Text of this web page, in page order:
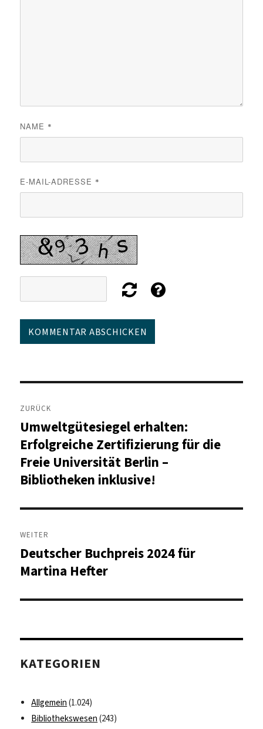
NAME *
E-MAIL-ADRESSE *
Beitragsnavigation
ZURÜCK
Vorheriger
Beitrag:
Umweltgütesiegel erhalten:
Erfolgreiche Zertifizierung für die
Freie Universität Berlin –
Bibliotheken inklusive!
WEITER
Nächster
Beitrag:
Deutscher Buchpreis 2024 für
Martina Hefter
KATEGORIEN
Allgemein (1.024)
Bibliothekswesen (243)